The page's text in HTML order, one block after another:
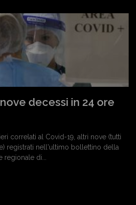
decessi in 24 ore
correlati al Covid-19, altri nove (tutti
registrati nell'ultimo bollettino della
di...